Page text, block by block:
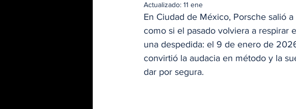
Actualizado: 11 ene
En Ciudad de México, Porsche salió
como si el pasado volviera a respirar
una despedida: el 9 de enero de
convirtió la audacia en método y la
dar por segura.